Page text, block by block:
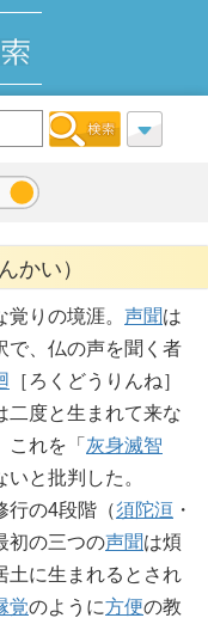
かい）
りの境涯。 声聞は
で、仏の声を聞く者
［ろくどうりんね］
二度と生まれて来な
これを「 灰身滅智
いと批判した。
行の4段階（須陀洹 ・
初の三つの声聞は煩
土に生まれるとされ
覚のように方便の教